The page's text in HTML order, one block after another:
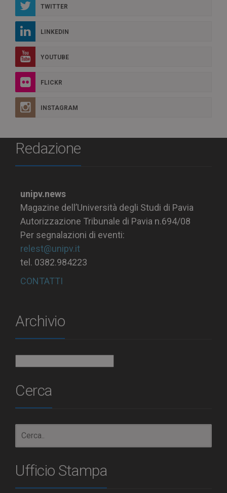
TWITTER
LINKEDIN
YOUTUBE
FLICKR
INSTAGRAM
Redazione
unipv.news
Magazine dell’Università degli Studi di Pavia
Autorizzazione Tribunale di Pavia n.694/08
Per segnalazioni di eventi:
relest@unipv.it
tel. 0382.984223
CONTATTI
Archivio
Cerca
Ufficio Stampa